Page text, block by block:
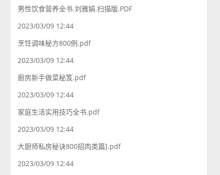
男性饮食营养全书.刘雅娟.扫描版.PDF
2023/03/09 12:44
烹饪调味秘方800例.pdf
2023/03/09 12:44
廚房新手做菜秘笈.pdf
2023/03/09 12:44
家庭生活实用技巧全书.pdf
2023/03/09 12:44
大厨师私房秘诀800招肉类篇].pdf
2023/03/09 12:44